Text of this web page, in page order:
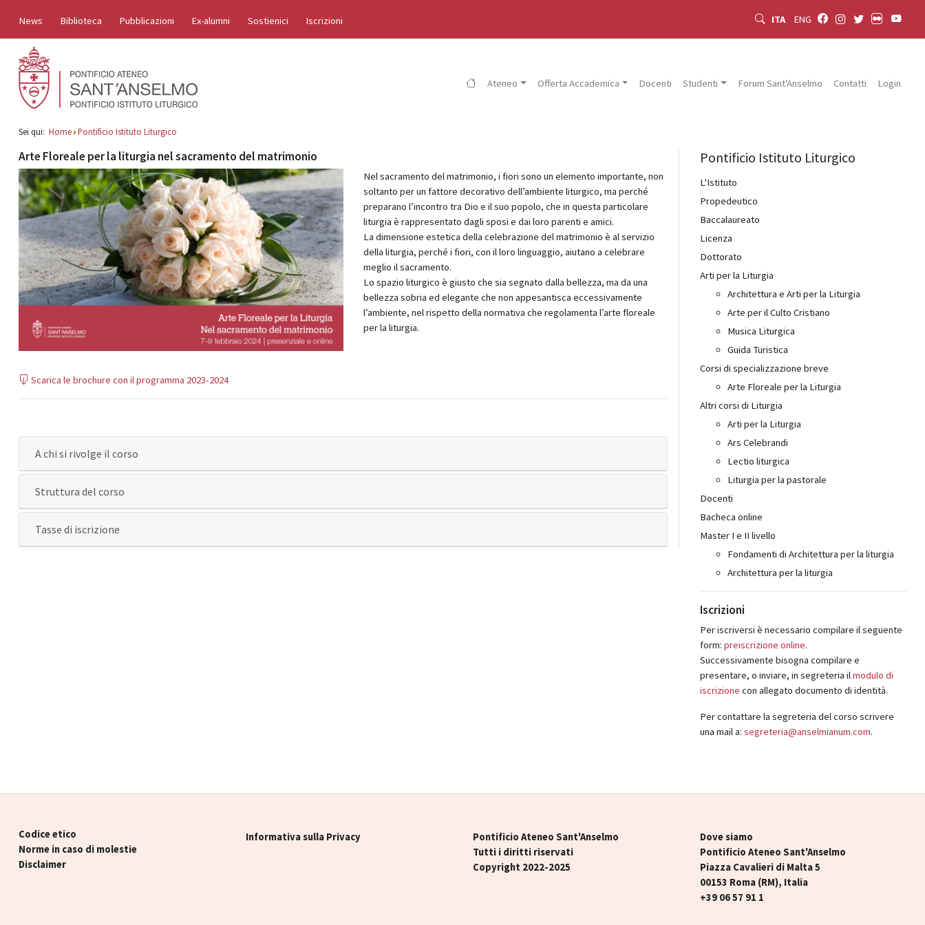
News Biblioteca Pubblicazioni Ex-alumni Sostienici Iscrizioni ITA ENG
Ateneo Offerta Accademica Docenti Studenti Forum Sant'Anselmo Contatti Login
Sei qui: Home Pontificio Istituto Liturgico
Arte Floreale per la liturgia nel sacramento del matrimonio
Nel sacramento del matrimonio, i fiori sono un elemento importante, non
soltanto per un fattore decorativo dell’ambiente liturgico, ma perché
preparano l’incontro tra Dio e il suo popolo, che in questa particolare
liturgia è rappresentato dagli sposi e dai loro parenti e amici.
La dimensione estetica della celebrazione del matrimonio è al servizio
della liturgia, perché i fiori, con il loro linguaggio, aiutano a celebrare
meglio il sacramento.
Lo spazio liturgico è giusto che sia segnato dalla bellezza, ma da una
bellezza sobria ed elegante che non appesantisca eccessivamente
l’ambiente, nel rispetto della normativa che regolamenta l’arte floreale
per la liturgia.
Scarica le brochure con il programma 2023-2024
A chi si rivolge il corso
Struttura del corso
Tasse di iscrizione
Pontificio Istituto Liturgico
L'Istituto
Propedeutico
Baccalaureato
Licenza
Dottorato
Arti per la Liturgia
Architettura e Arti per la Liturgia
Arte per il Culto Cristiano
Musica Liturgica
Guida Turistica
Corsi di specializzazione breve
Arte Floreale per la Liturgia
Altri corsi di Liturgia
Arti per la Liturgia
Ars Celebrandi
Lectio liturgica
Liturgia per la pastorale
Docenti
Bacheca online
Master I e II livello
Fondamenti di Architettura per la liturgia
Architettura per la liturgia
Iscrizioni
Per iscriversi è necessario compilare il seguente
form: preiscrizione online.
Successivamente bisogna compilare e
presentare, o inviare, in segreteria ilmodulo di
iscrizione con allegato documento di identità.
Per contattare la segreteria del corso scrivere
una mail a: segreteria@anselmianum.com.
Codice etico
Norme in caso di molestie
Disclaimer
Informativa sulla Privacy
Pontificio Ateneo Sant'Anselmo
Tutti i diritti riservati
Copyright 2022-2025
Dove siamo
Pontificio Ateneo Sant'Anselmo
Piazza Cavalieri di Malta 5
00153 Roma (RM), Italia
+39 06 57 91 1